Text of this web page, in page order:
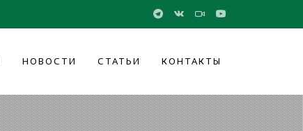
НОВОСТИ СТАТЬИ КОНТАКТЫ